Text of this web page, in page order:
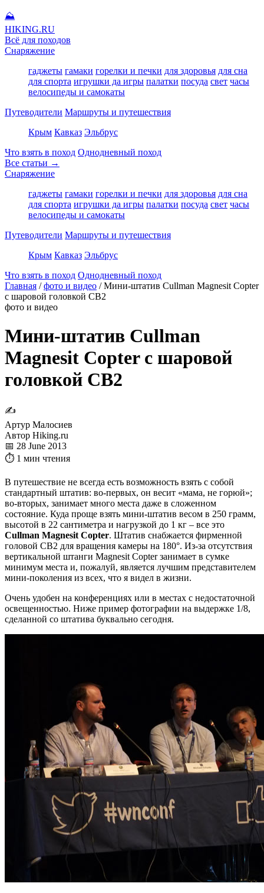
⛰
HIKING.RU
Всё для походов
Снаряжение
гаджеты гамаки горелки и печки для здоровья для сна
для спорта игрушки да игры палатки посуда свет часы
велосипеды и самокаты
Путеводители Маршруты и путешествия
Крым Кавказ Эльбрус
Что взять в поход Однодневный поход
Все статьи →
Снаряжение
гаджеты гамаки горелки и печки для здоровья для сна
для спорта игрушки да игры палатки посуда свет часы
велосипеды и самокаты
Путеводители Маршруты и путешествия
Крым Кавказ Эльбрус
Что взять в поход Однодневный поход
Главная / фото и видео / Мини-штатив Cullman Magnesit Copter
с шаровой головкой CB2
фото и видео
Мини-штатив Cullman
Magnesit Copter с шаровой
головкой CB2
✍
Артур Малосиев
Автор Hiking.ru
📅 28 June 2013
⏱ 1 мин чтения
В путешествие не всегда есть возможность взять с собой
стандартный штатив: во-первых, он весит «мама, не горюй»;
во-вторых, занимает много места даже в сложенном
состояние. Куда проще взять мини-штатив весом в 250 грамм,
высотой в 22 сантиметра и нагрузкой до 1 кг – все это
Cullman Magnesit Copter. Штатив снабжается фирменной
головой CB2 для вращения камеры на 180°. Из-за отсутствия
вертикальной штанги Magnesit Copter занимает в сумке
минимум места и, пожалуй, является лучшим представителем
мини-поколения из всех, что я видел в жизни.
Очень удобен на конференциях или в местах с недостаточной
освещенностью. Ниже пример фотографии на выдержке 1/8,
сделанной со штатива буквально сегодня.